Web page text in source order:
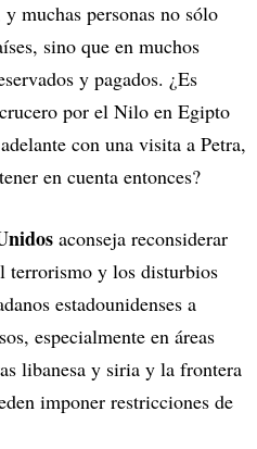
muchas personas no sólo
sino que en muchos
y pagados. ¿Es
por el Nilo en Egipto
con una visita a Petra,
en cuenta entonces?
aconseja reconsiderar
terrorismo y los disturbios
estadounidenses a
especialmente en áreas
libanesa y siria y la frontera
imponer restricciones de